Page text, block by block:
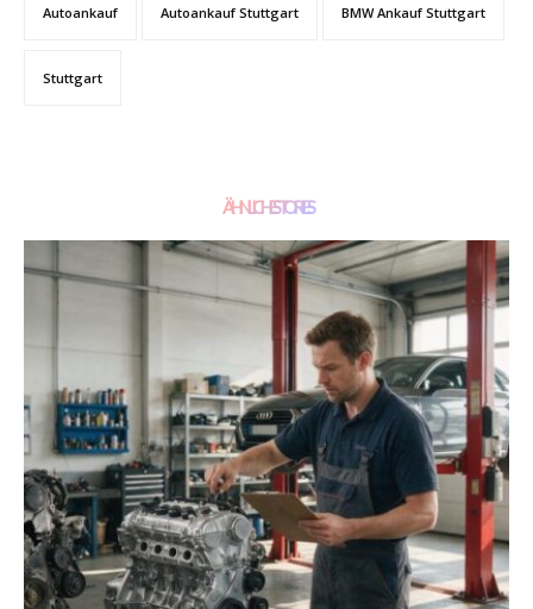
Autoankauf Autoankauf Stuttgart BMW Ankauf Stuttgart
Stuttgart
ÄHNLICHE STORIES